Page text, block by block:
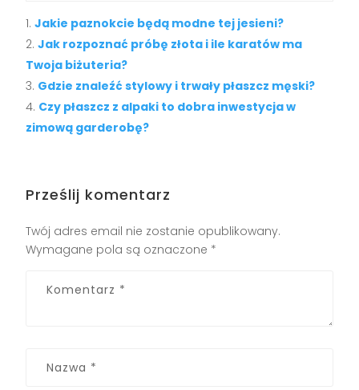
Jakie paznokcie będą modne tej jesieni?
Jak rozpoznać próbę złota i ile karatów ma
Twoja biżuteria?
Gdzie znaleźć stylowy i trwały płaszcz męski?
Czy płaszcz z alpaki to dobra inwestycja w
zimową garderobę?
Prześlij komentarz
Twój adres email nie zostanie opublikowany.
Wymagane pola są oznaczone *